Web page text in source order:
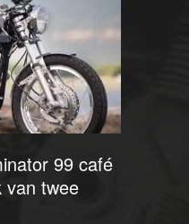
99 café
van twee